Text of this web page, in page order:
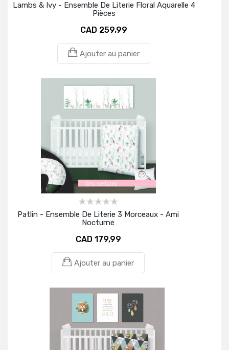
Lambs & Ivy - Ensemble De Literie Floral Aquarelle 4
Pièces
CAD 259,99
Ajouter au panier
Patlin - Ensemble De Literie 3 Morceaux - Ami
Nocturne
CAD 179,99
Ajouter au panier